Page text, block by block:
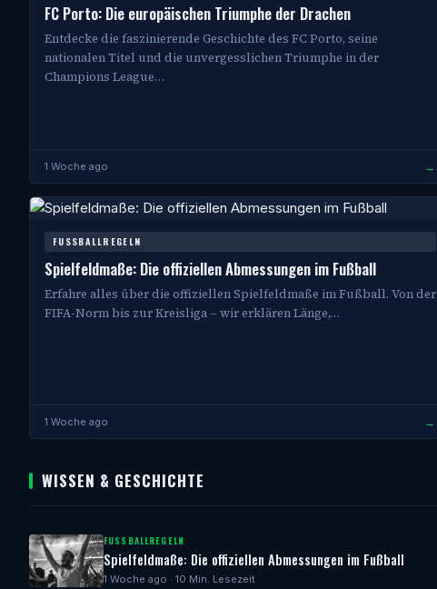
FC Porto: Die europäischen Triumphe der Drachen
Entdecke die faszinierende Geschichte des FC Porto, seine
nationalen Titel und die unvergesslichen Triumphe in der
Champions League…
1 Woche ago →
FUSSBALLREGELN
Spielfeldmaße: Die offiziellen Abmessungen im Fußball
Erfahre alles über die offiziellen Spielfeldmaße im Fußball. Von der
FIFA-Norm bis zur Kreisliga – wir erklären Länge,…
1 Woche ago →
WISSEN & GESCHICHTE
FUSSBALLREGELN
Spielfeldmaße: Die offiziellen Abmessungen im Fußball
1 Woche ago · 10 Min. Lesezeit